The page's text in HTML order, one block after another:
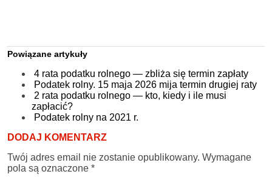
Powiązane artykuły
4 rata podatku rolnego — zbliża się termin zapłaty
Podatek rolny. 15 maja 2026 mija termin drugiej raty
2 rata podatku rolnego — kto, kiedy i ile musi
zapłacić?
Podatek rolny na 2021 r.
DODAJ KOMENTARZ
Twój adres email nie zostanie opublikowany. Wymagane
pola są oznaczone *